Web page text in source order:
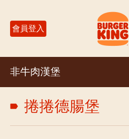
會員登入
非牛肉漢堡
捲捲德腸堡